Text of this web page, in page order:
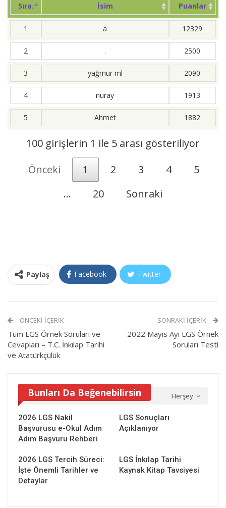
Sıra. İsim Puanlar
1 a 12329
2 . 2500
3 yağmur ml 2090
4 nuray 1913
5 Ahmet 1882
100 girişlerin 1 ile 5 arası gösteriliyor
Önceki
1 2 3 4
5
…
20 Sonraki
Paylaş Facebook Twitter
ÖNCEKI İÇERIK
Tüm LGS Örnek Soruları ve
Cevapları – T.C. İnkılap Tarihi
ve Atatürkçülük
SONRAKI İÇERIK
2022 Mayıs Ayı LGS Örnek
Soruları Testi
Herşey
Bunları Da Beğenebilirsin
2026 LGS Nakil
Başvurusu e-Okul Adım
Adım Başvuru Rehberi
LGS Sonuçları
Açıklanıyor
2026 LGS Tercih Süreci:
İşte Önemli Tarihler ve
Detaylar
LGS İnkılap Tarihi
Kaynak Kitap Tavsiyesi